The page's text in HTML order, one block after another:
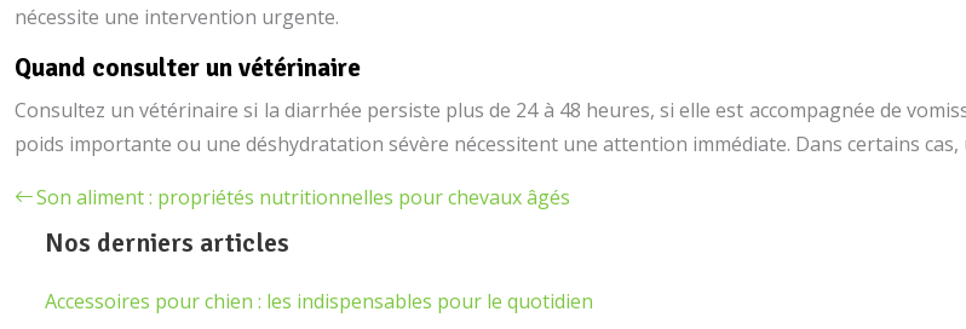
nécessite une intervention urgente.
Quand consulter un vétérinaire
Consultez un vétérinaire si la diarrhée persiste plus de 24 à 48 heures, si elle est accompagnée de
poids importante ou une déshydratation sévère nécessitent une attention immédiate. Dans certains
Son aliment : propriétés nutritionnelles pour chevaux âgés
Nos derniers articles
Accessoires pour chien : les indispensables pour le quotidien